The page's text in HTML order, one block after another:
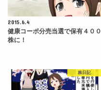
2015.6.4
健康コーポ分売当選で保有４００
株に！
株日記